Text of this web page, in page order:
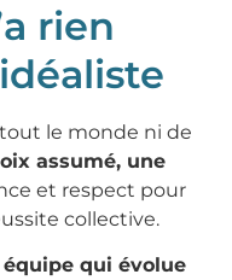
rien
tout le monde ni de
assumé, une
et respect pour
collective.
équipe qui évolue